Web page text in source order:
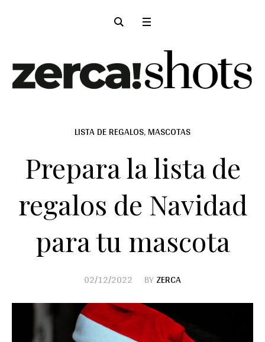
LISTA DE REGALOS,MASCOTAS
Prepara la lista de
regalos de Navidad
para tu mascota
02/12/2022 BYZERCA